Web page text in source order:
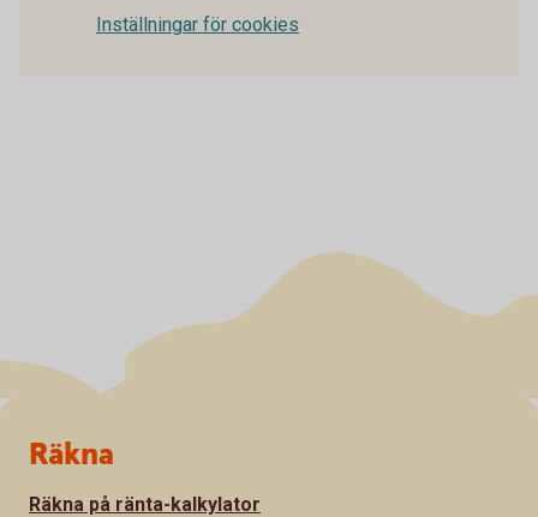
Inställningar för cookies
Sidfot
Räkna
Räkna på ränta-kalkylator